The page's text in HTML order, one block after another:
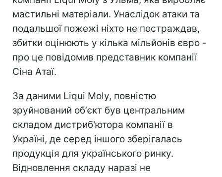
мастильні матеріали. Унаслідок атаки та
подальшої пожежі ніхто не постраждав,
збитки оцінюють у кілька мільйонів євро -
про це повідомив представник компанії
Сіна Атаї.
За даними Liqui Moly, повністю
зруйнований обʼєкт був центральним
складом дистриб'ютора компанії в
Україні, де серед іншого зберігалась
продукція для українського ринку.
Відновлення складу наразі не